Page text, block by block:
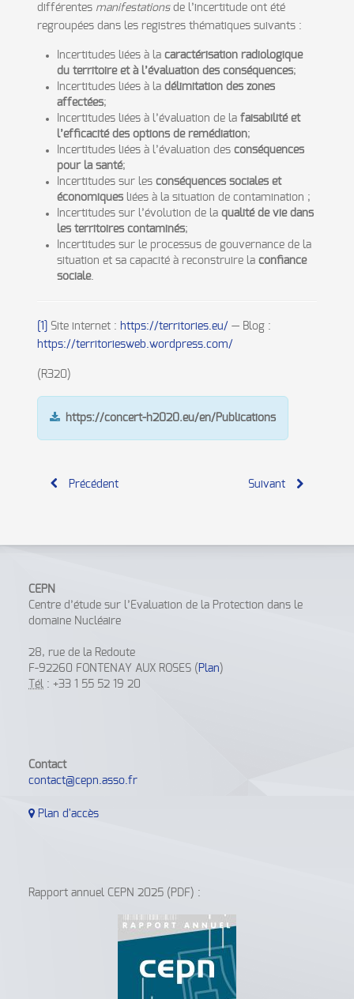
différentes manifestationsde l’incertitude ont été
regroupées dans les registres thématiques suivants :
Incertitudes liées à la caractérisation radiologique
du territoire et à l’évaluation des conséquences;
Incertitudes liées à la délimitation des zones
affectées;
Incertitudes liées à l’évaluation de la faisabilité et
l’efficacité des options de remédiation;
Incertitudes liées à l’évaluation des conséquences
pour la santé;
Incertitudes sur les conséquences sociales et
économiquesliées à la situation de contamination ;
Incertitudes sur l’évolution de la qualité de vie dans
les territoires contaminés;
Incertitudes sur le processus de gouvernance de la
situation et sa capacité à reconstruire la confiance
sociale.
Site internet : https://territories.eu/ — Blog :
https://territoriesweb.wordpress.com/
(R320)
https://concert-h2020.eu/en/Publications
Précédent Suivant
CEPN
Centre d’étude sur l’Evaluation de la Protection dans le
domaine Nucléaire
28, rue de la Redoute
F-92260 FONTENAY AUX ROSES ( Plan )
Tél : +33 1 55 52 19 20
Contact
contact@cepn.asso.fr
Plan d'accès
Rapport annuel CEPN 2025 (PDF) :